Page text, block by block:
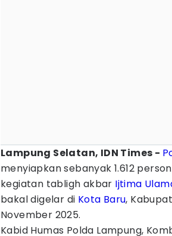
Lampung Selatan, IDN Times -
menyiapkan sebanyak 1.612
kegiatan tabligh akbar Ijtima
bakal digelar di Kota Baru,
November 2025.
Kabid Humas Polda Lampung,